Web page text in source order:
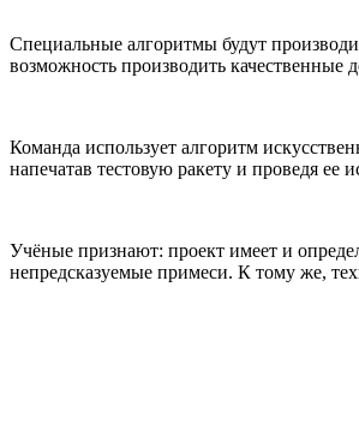
Специальные алгоритмы будут
возможность производить качественные
Команда использует алгоритм
напечатав тестовую ракету и проведя ее
Учёные признают: проект имеет и
непредсказуемые примеси. К тому же,